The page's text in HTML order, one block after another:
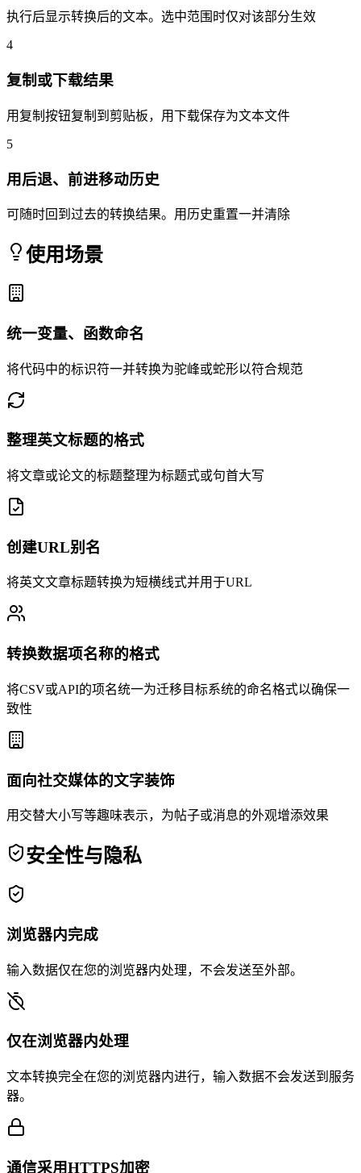
执行后显示转换后的文本。选中范围时仅对该部分生效
4
复制或下载结果
用复制按钮复制到剪贴板，用下载保存为文本文件
5
用后退、前进移动历史
可随时回到过去的转换结果。用历史重置一并清除
使用场景
统一变量、函数命名
将代码中的标识符一并转换为驼峰或蛇形以符合规范
整理英文标题的格式
将文章或论文的标题整理为标题式或句首大写
创建URL别名
将英文文章标题转换为短横线式并用于URL
转换数据项名称的格式
将CSV或API的项名统一为迁移目标系统的命名格式以确保一
致性
面向社交媒体的文字装饰
用交替大小写等趣味表示，为帖子或消息的外观增添效果
安全性与隐私
浏览器内完成
输入数据仅在您的浏览器内处理，不会发送至外部。
仅在浏览器内处理
文本转换完全在您的浏览器内进行，输入数据不会发送到服务
器。
通信采用HTTPS加密